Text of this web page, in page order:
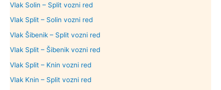
Vlak Solin – Split vozni red
Vlak Split – Solin vozni red
Vlak Šibenik – Split vozni red
Vlak Split – Šibenik vozni red
Vlak Split – Knin vozni red
Vlak Knin – Split vozni red